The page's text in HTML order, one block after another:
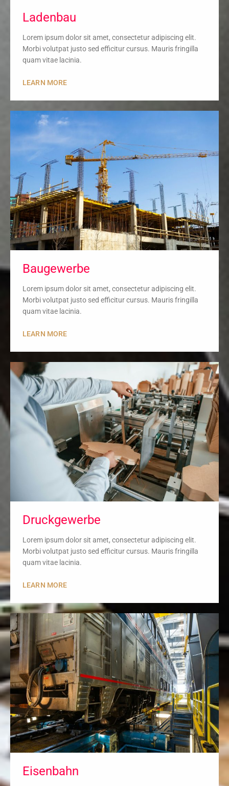
Ladenbau
Lorem ipsum dolor sit amet, consectetur adipiscing elit.
Morbi volutpat justo sed efficitur cursus. Mauris fringilla
quam vitae lacinia.
LEARN MORE
Baugewerbe
Lorem ipsum dolor sit amet, consectetur adipiscing elit.
Morbi volutpat justo sed efficitur cursus. Mauris fringilla
quam vitae lacinia.
LEARN MORE
Druckgewerbe
Lorem ipsum dolor sit amet, consectetur adipiscing elit.
Morbi volutpat justo sed efficitur cursus. Mauris fringilla
quam vitae lacinia.
LEARN MORE
Eisenbahn